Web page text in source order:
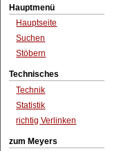
Hauptmenü
Hauptseite
Suchen
Stöbern
Technisches
Technik
Statistik
richtig Verlinken
zum Meyers